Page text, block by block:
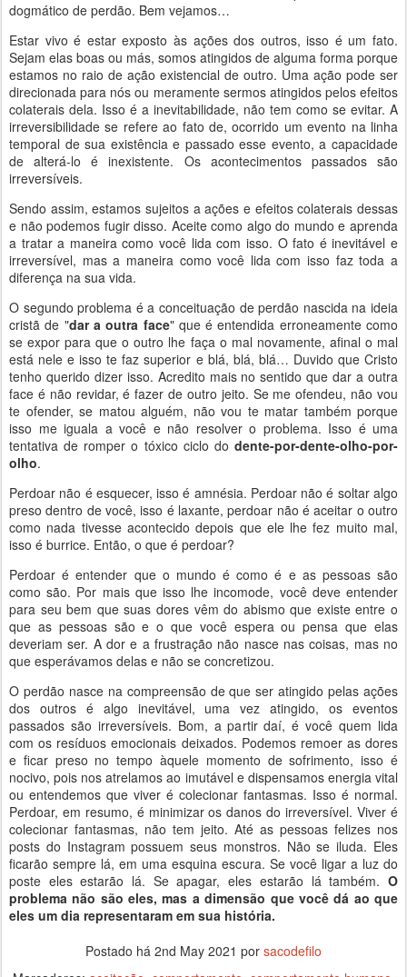
dogmático de perdão. Bem vejamos…
Estar vivo é estar exposto às ações dos outros, isso é um fato.
Sejam elas boas ou más, somos atingidos de alguma forma porque
estamos no raio de ação existencial de outro. Uma ação pode ser
direcionada para nós ou meramente sermos atingidos pelos efeitos
colaterais dela. Isso é a inevitabilidade, não tem como se evitar. A
irreversibilidade se refere ao fato de, ocorrido um evento na linha
temporal de sua existência e passado esse evento, a capacidade
de alterá-lo é inexistente. Os acontecimentos passados são
irreversíveis.
Sendo assim, estamos sujeitos a ações e efeitos colaterais dessas
e não podemos fugir disso. Aceite como algo do mundo e aprenda
a tratar a maneira como você lida com isso. O fato é inevitável e
irreversível, mas a maneira como você lida com isso faz toda a
diferença na sua vida.
O segundo problema é a conceituação de perdão nascida na ideia
cristã de "dar a outra face" que é entendida erroneamente como
se expor para que o outro lhe faça o mal novamente, afinal o mal
está nele e isso te faz superior e blá, blá, blá… Duvido que Cristo
tenho querido dizer isso. Acredito mais no sentido que dar a outra
face é não revidar, é fazer de outro jeito. Se me ofendeu, não vou
te ofender, se matou alguém, não vou te matar também porque
isso me iguala a você e não resolver o problema. Isso é uma
tentativa de romper o tóxico ciclo do dente-por-dente-olho-por-
olho.
Perdoar não é esquecer, isso é amnésia. Perdoar não é soltar algo
preso dentro de você, isso é laxante, perdoar não é aceitar o outro
como nada tivesse acontecido depois que ele lhe fez muito mal,
isso é burrice. Então, o que é perdoar?
Perdoar é entender que o mundo é como é e as pessoas são
como são. Por mais que isso lhe incomode, você deve entender
para seu bem que suas dores vêm do abismo que existe entre o
que as pessoas são e o que você espera ou pensa que elas
deveriam ser. A dor e a frustração não nasce nas coisas, mas no
que esperávamos delas e não se concretizou.
O perdão nasce na compreensão de que ser atingido pelas ações
dos outros é algo inevitável, uma vez atingido, os eventos
passados são irreversíveis. Bom, a partir daí, é você quem lida
com os resíduos emocionais deixados. Podemos remoer as dores
e ficar preso no tempo àquele momento de sofrimento, isso é
nocivo, pois nos atrelamos ao imutável e dispensamos energia vital
ou entendemos que viver é colecionar fantasmas. Isso é normal.
Perdoar, em resumo, é minimizar os danos do irreversível. Viver é
colecionar fantasmas, não tem jeito. Até as pessoas felizes nos
posts do Instagram possuem seus monstros. Não se iluda. Eles
ficarão sempre lá, em uma esquina escura. Se você ligar a luz do
poste eles estarão lá. Se apagar, eles estarão lá também. O
problema não são eles, mas a dimensão que você dá ao que
eles um dia representaram em sua história.
Postado há 2nd May 2021 por sacodefilo